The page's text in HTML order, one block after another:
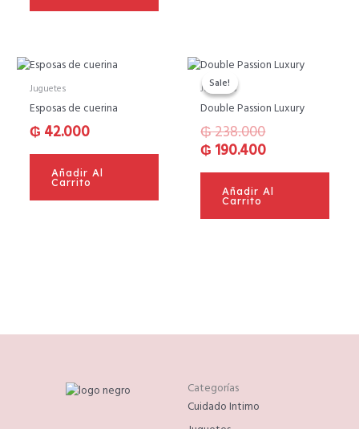
Juguetes
Esposas de cuerina
₲ 42.000
Añadir Al
Carrito
Sale!
Sale!
Juguetes
Double Passion Luxury
₲238.000
El
original
₲ 238.000.
₲ 190.400
El
actual
₲ 190.400.
Añadir Al
Carrito
Categorías
Cuidado Intimo